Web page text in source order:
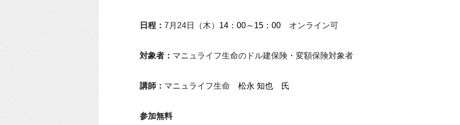
日程： 7月24日（木） 14：00～15：00 オンライン可
対象者： マニュライフ生命のドル建保険・変額保険対象者
講師： マニュライフ生命 松永 知也 氏
参加無料